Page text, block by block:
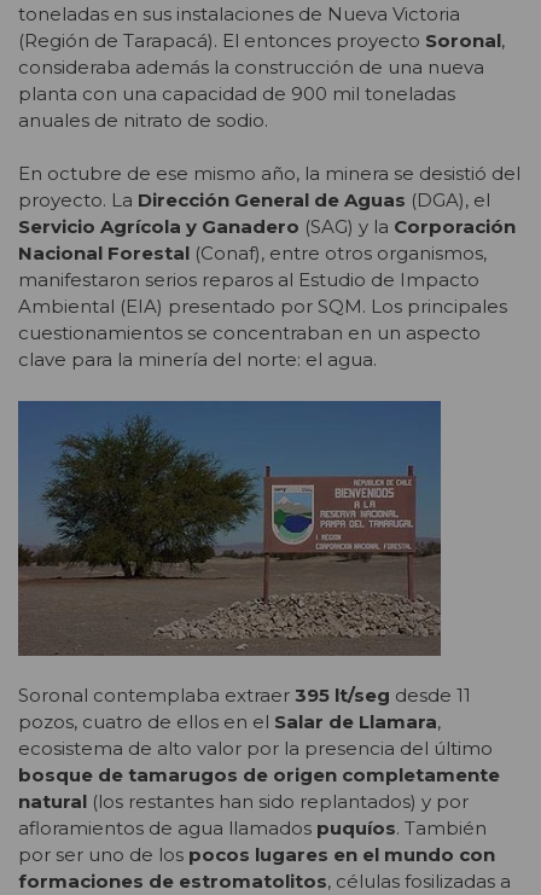
toneladas en sus instalaciones de Nueva Victoria
(Región de Tarapacá). El entonces proyecto Soronal,
consideraba además la construcción de una nueva
planta con una capacidad de 900 mil toneladas
anuales de nitrato de sodio.
En octubre de ese mismo año, la minera se desistió del
proyecto. La Dirección General de Aguas (DGA), el
Servicio Agrícola y Ganadero (SAG) y la Corporación
Nacional Forestal (Conaf), entre otros organismos,
manifestaron serios reparos al Estudio de Impacto
Ambiental (EIA) presentado por SQM. Los principales
cuestionamientos se concentraban en un aspecto
clave para la minería del norte: el agua.
Soronal contemplaba extraer 395 lt/seg desde 11
pozos, cuatro de ellos en el Salar de Llamara,
ecosistema de alto valor por la presencia del último
bosque de tamarugos de origen completamente
natural (los restantes han sido replantados) y por
afloramientos de agua llamados puquíos. También
por ser uno de los pocos lugares en el mundo con
formaciones de estromatolitos, células fosilizadas a